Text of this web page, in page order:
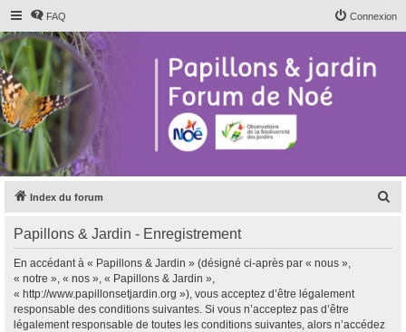
FAQ Connexion
Index du forum
Papillons & Jardin - Enregistrement
En accédant à « Papillons & Jardin » (désigné ci-après par « nous »,
« notre », « nos », « Papillons & Jardin »,
« http://www.papillonsetjardin.org »), vous acceptez d’être légalement
responsable des conditions suivantes. Si vous n’acceptez pas d’être
légalement responsable de toutes les conditions suivantes, alors n’accédez